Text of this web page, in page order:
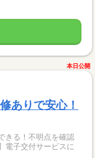
本日公開
ありで安心！
きる！不明点を確認
子交付サービスに